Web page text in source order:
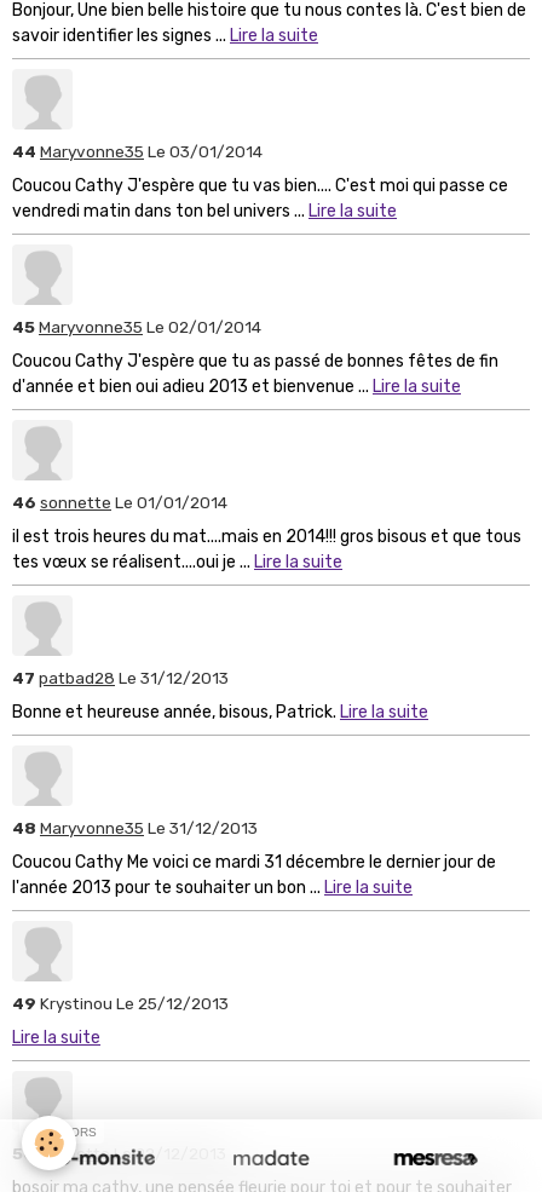
Bonjour, Une bien belle histoire que tu nous contes là. C'est bien de
savoir identifier les signes ... Lire la suite
44 Maryvonne35 Le 03/01/2014
Coucou Cathy J'espère que tu vas bien.... C'est moi qui passe ce
vendredi matin dans ton bel univers ... Lire la suite
45Maryvonne35 Le 02/01/2014
Coucou Cathy J'espère que tu as passé de bonnes fêtes de fin
d'année et bien oui adieu 2013 et bienvenue ... Lire la suite
46 sonnette Le 01/01/2014
il est trois heures du mat....mais en 2014!!! gros bisous et que tous
tes vœux se réalisent....oui je ... Lire la suite
47 patbad28 Le 31/12/2013
Bonne et heureuse année, bisous, Patrick. Lire la suite
48 Maryvonne35 Le 31/12/2013
Coucou Cathy Me voici ce mardi 31 décembre le dernier jour de
l'année 2013 pour te souhaiter un bon ... Lire la suite
49 Krystinou Le 25/12/2013
Lire la suite
50 sonnetteLe 22/12/2013
SPONSORS